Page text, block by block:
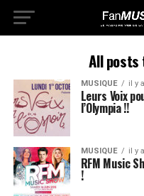
All posts
MUSIQUE il y
Leurs Voix
l’Olympia !!
MUSIQUE il y
RFM Music
!